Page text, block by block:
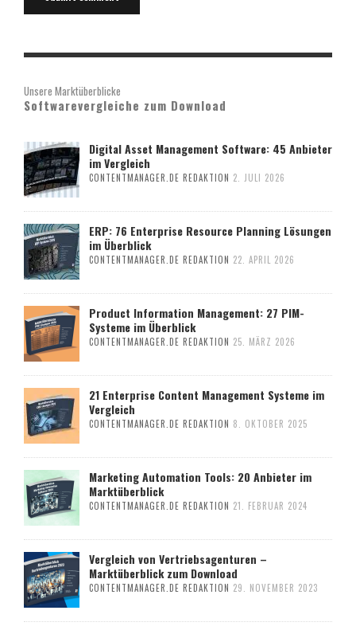
Unsere Marktüberblicke
Softwarevergleiche zum Download
Digital Asset Management Software: 45 Anbieter
im Vergleich
CONTENTMANAGER.DE REDAKTION 2. JULI 2026
ERP: 76 Enterprise Resource Planning Lösungen
im Überblick
CONTENTMANAGER.DE REDAKTION 22. APRIL 2026
Product Information Management: 27 PIM-
Systeme im Überblick
CONTENTMANAGER.DE REDAKTION 25. MÄRZ 2026
21 Enterprise Content Management Systeme im
Vergleich
CONTENTMANAGER.DE REDAKTION 8. OKTOBER 2025
Marketing Automation Tools: 20 Anbieter im
Marktüberblick
CONTENTMANAGER.DE REDAKTION 21. FEBRUAR 2024
Vergleich von Vertriebsagenturen –
Marktüberblick zum Download
CONTENTMANAGER.DE REDAKTION 29. NOVEMBER 2023